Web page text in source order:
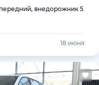
внедорожник 5
18 июня